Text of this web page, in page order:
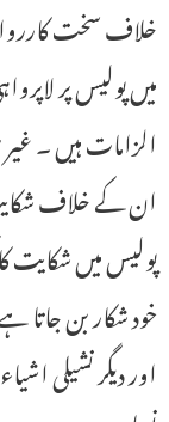
خلاف سخت
میں پولیس پر
الزامات ہیں ۔
ان کے خلاف
پولیس میں شکایت
خود شکار بن جاتا
اور دیگر نشیلی